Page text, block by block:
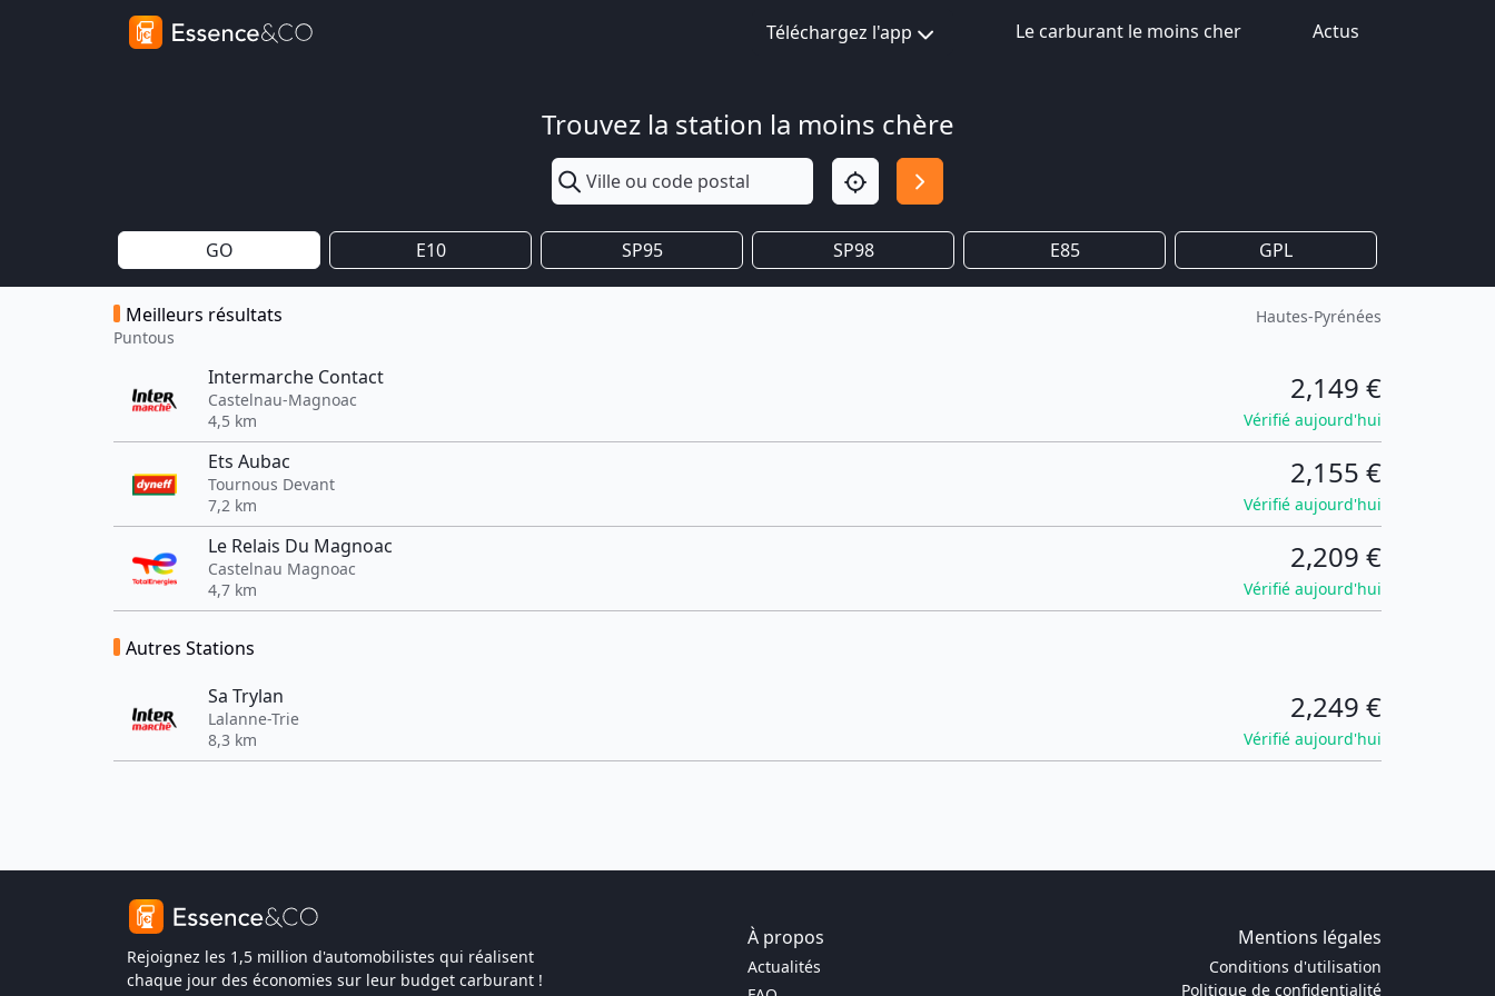
Téléchargez l'app Le carburant le moins cher Actus
Trouvez la station la moins chère
GO E10 SP95 SP98 E85 GPL
Meilleurs résultats
Puntous
Hautes-Pyrénées
Intermarche Contact
Castelnau-Magnoac
4,5 km
2,149 €
Vérifié aujourd'hui
Ets Aubac
Tournous Devant
7,2 km
2,155 €
Vérifié aujourd'hui
Le Relais Du Magnoac
Castelnau Magnoac
4,7 km
2,209 €
Vérifié aujourd'hui
Autres Stations
Sa Trylan
Lalanne-Trie
8,3 km
2,249 €
Vérifié aujourd'hui
Rejoignez les 1,5 million d'automobilistes qui réalisent
chaque jour des économies sur leur budget carburant !
À propos Mentions légales
Actualités
Conditions d'utilisation
Politique de confidentialité